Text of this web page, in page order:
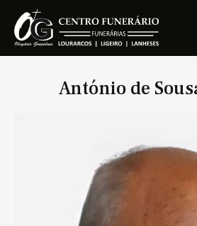
António de